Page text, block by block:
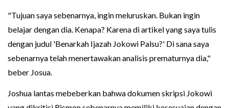
"Tujuan saya sebenarnya, ingin meluruskan. Bukan ingin
belajar dengan dia. Kenapa? Karena di artikel yang saya tulis
dengan judul 'Benarkah Ijazah Jokowi Palsu?' Di sana saya
sebenarnya telah menertawakan analisis prematurnya dia,"
beber Josua.
Joshua lantas mebeberkan bahwa dokumen skripsi Jokowi